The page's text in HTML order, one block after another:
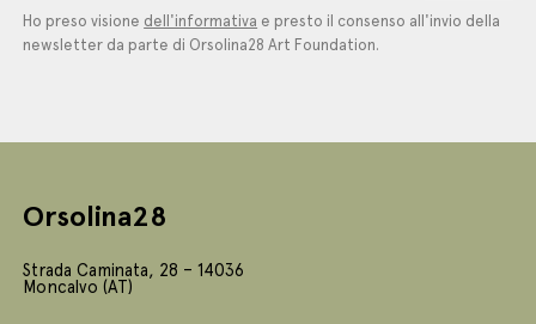
Ho preso visione dell'informativa e presto il consenso all'invio della
newsletter da parte di Orsolina28 Art Foundation.
Orsolina28
Strada Caminata, 28 – 14036
Moncalvo (AT)